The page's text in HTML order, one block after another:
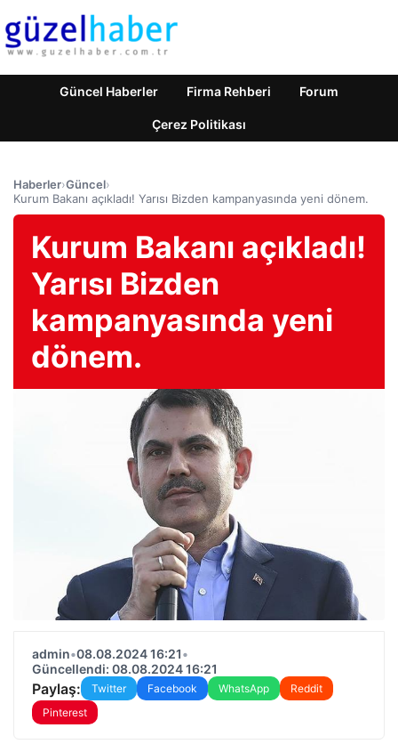
Güncel Haberler Firma Rehberi Forum
Çerez Politikası
Haberler›Güncel›
Kurum Bakanı açıkladı! Yarısı Bizden kampanyasında yeni dönem.
Kurum Bakanı açıkladı!
Yarısı Bizden
kampanyasında yeni
dönem.
admin•08.08.2024 16:21•
Güncellendi: 08.08.2024 16:21
Paylaş: Twitter Facebook WhatsApp
Reddit
Pinterest